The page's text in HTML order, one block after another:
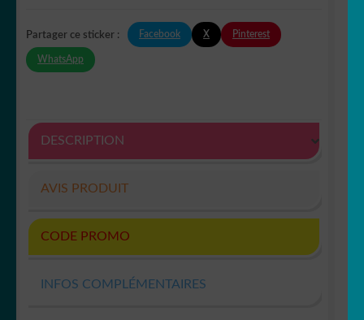
Partager ce sticker : Facebook X Pinterest
WhatsApp
DESCRIPTION
AVIS PRODUIT
CODE PROMO
INFOS COMPLÉMENTAIRES